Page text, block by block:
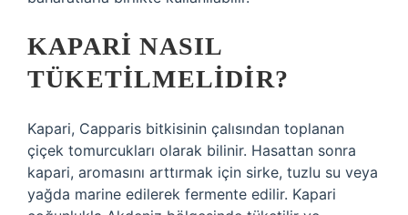
KAPARI NASIL
TÜKETILMELIDIR?
Kapari, Capparis bitkisinin çalısından toplanan
çiçek tomurcukları olarak bilinir. Hasattan sonra
kapari, aromasını arttırmak için sirke, tuzlu su veya
yağda marine edilerek fermente edilir. Kapari